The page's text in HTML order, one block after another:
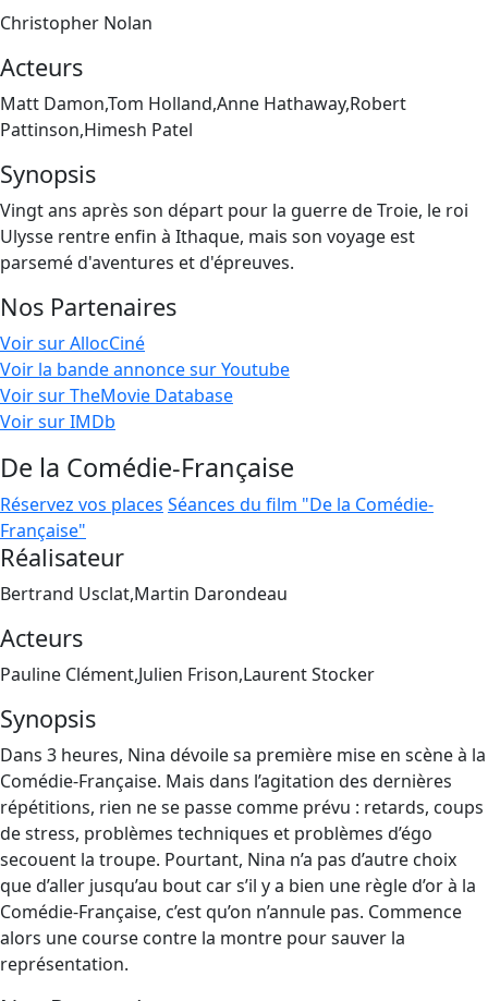
Christopher Nolan
Acteurs
Matt Damon,Tom Holland,Anne Hathaway,Robert
Pattinson,Himesh Patel
Synopsis
Vingt ans après son départ pour la guerre de Troie, le roi
Ulysse rentre enfin à Ithaque, mais son voyage est
parsemé d'aventures et d'épreuves.
Nos Partenaires
Voir sur AllocCiné
Voir la bande annonce sur Youtube
Voir sur TheMovie Database
Voir sur IMDb
De la Comédie-Française
Réservez vos places Séances du film "De la Comédie-
Française"
Réalisateur
Bertrand Usclat,Martin Darondeau
Acteurs
Pauline Clément,Julien Frison,Laurent Stocker
Synopsis
Dans 3 heures, Nina dévoile sa première mise en scène à la
Comédie-Française. Mais dans l’agitation des dernières
répétitions, rien ne se passe comme prévu : retards, coups
de stress, problèmes techniques et problèmes d’égo
secouent la troupe. Pourtant, Nina n’a pas d’autre choix
que d’aller jusqu’au bout car s’il y a bien une règle d’or à la
Comédie-Française, c’est qu’on n’annule pas. Commence
alors une course contre la montre pour sauver la
représentation.